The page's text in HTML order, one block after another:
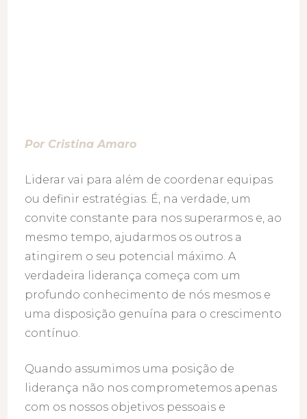
Por Cristina Amaro
Liderar vai para além de coordenar equipas
ou definir estratégias. É, na verdade, um
convite constante para nos superarmos e, ao
mesmo tempo, ajudarmos os outros a
atingirem o seu potencial máximo. A
verdadeira liderança começa com um
profundo conhecimento de nós mesmos e
uma disposição genuína para o crescimento
contínuo.
Quando assumimos uma posição de
liderança não nos comprometemos apenas
com os nossos objetivos pessoais e